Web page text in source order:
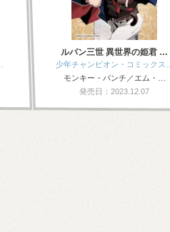
ルパン三世 異世界の姫君 …
少年チャンピオン・コミックス…
モンキー・パンチ／エム・…
発売日：2023.12.07